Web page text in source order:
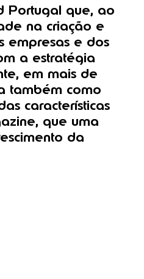
Portugal que, ao
na criação e
empresas e dos
a estratégia
em mais de
também como
características
que uma
da